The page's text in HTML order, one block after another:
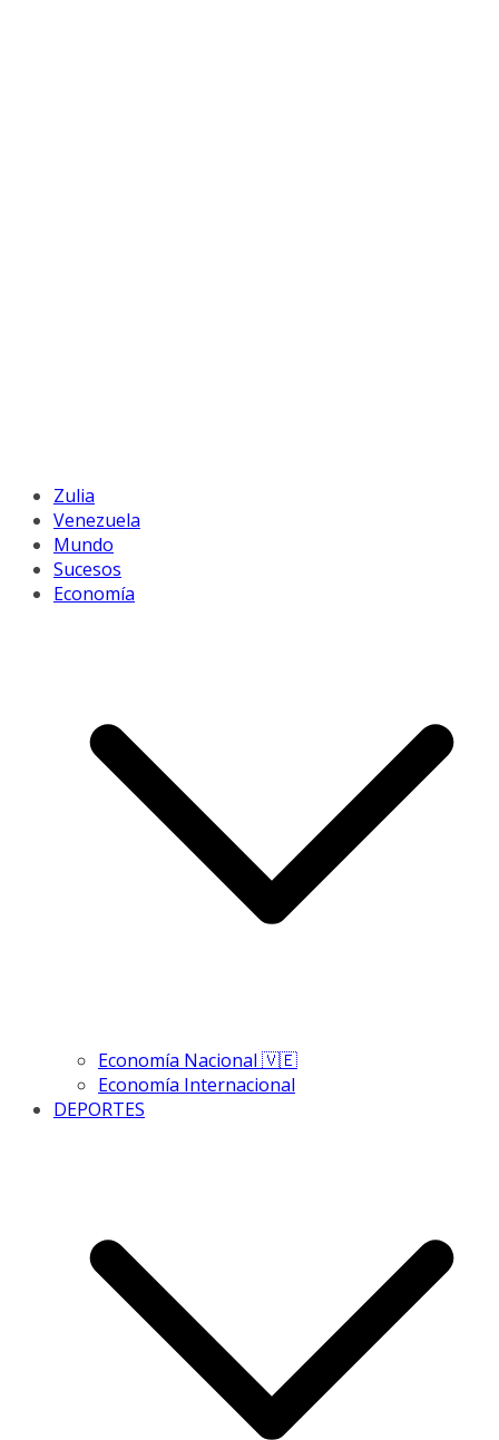
Zulia
Venezuela
Mundo
Sucesos
Economía
Economía Nacional 🇻🇪
Economía Internacional
DEPORTES